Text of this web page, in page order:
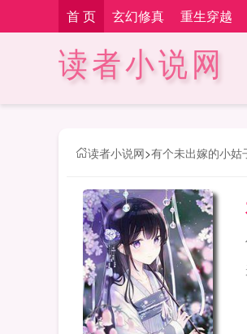
首 页 玄幻修真 重生穿越
读者小说网
读者小说网>有个未出嫁的小姑